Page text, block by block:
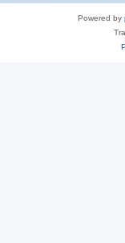
Powered by